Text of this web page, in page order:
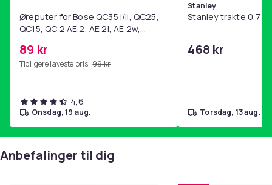
Øreputer for Bose QC35 I/II, QC25,
QC15, QC 2 AE 2, AE 2i, AE 2w,
89 kr
Tidligere laveste pris: 99 kr
4,6
onsdag, 19 aug.
Stanley
Stanley trakte 0,7 l,
468 kr
torsdag, 13 aug.
Anbefalinger til dig